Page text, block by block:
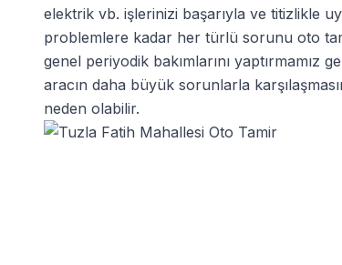
elektrik vb. işlerinizi başarıyla ve titizlikle
problemlere kadar her türlü sorunu oto
genel periyodik bakımlarını yaptırmamız
aracın daha büyük sorunlarla
neden olabilir.